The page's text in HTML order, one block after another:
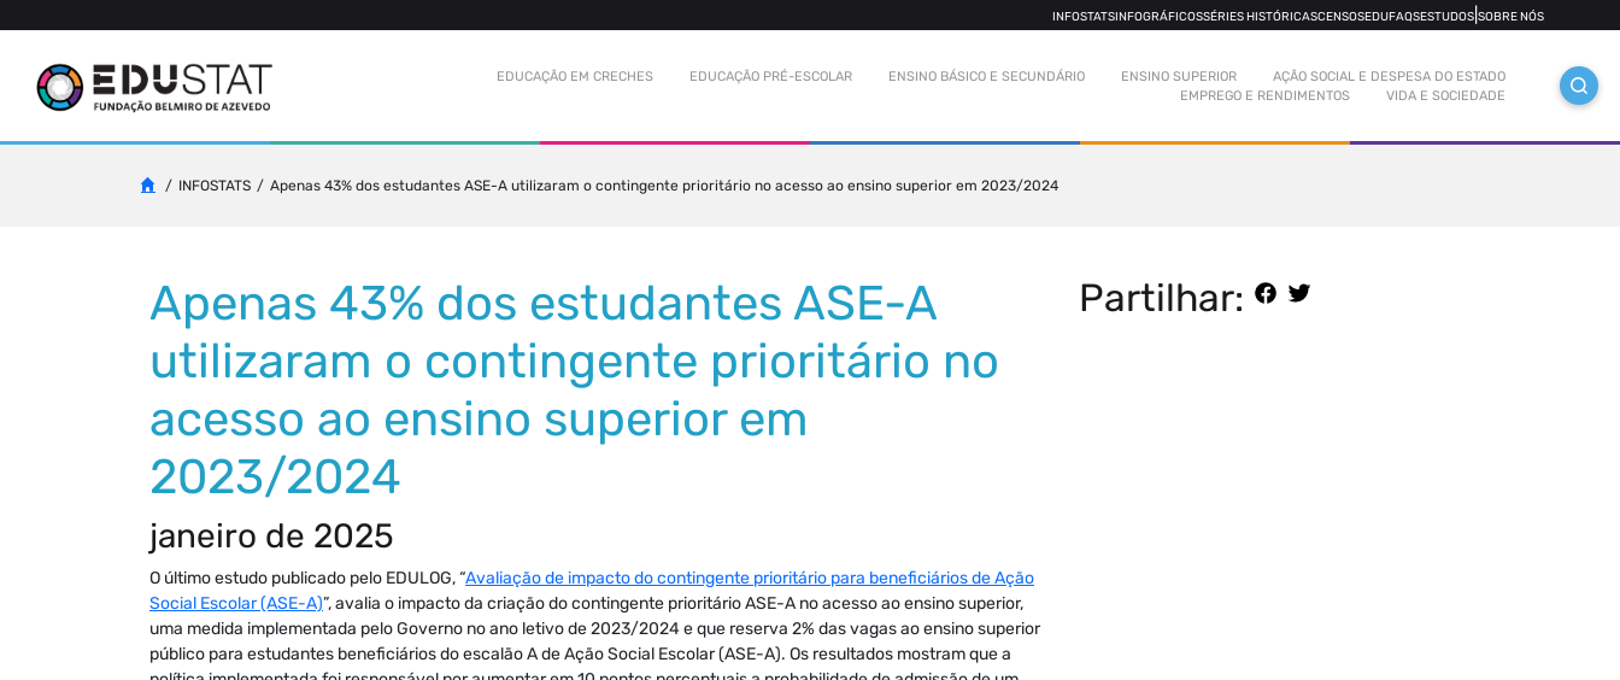
INFOSTATSINFOGRÁFICOSSÉRIES HISTÓRICASCENSOSEDUFAQSESTUDOS SOBRE NÓS
EDUCAÇÃO EM CRECHES EDUCAÇÃO PRÉ-ESCOLAR ENSINO BÁSICO E SECUNDÁRIO ENSINO SUPERIOR
AÇÃO SOCIAL E DESPESA DO ESTADO
EMPREGO E RENDIMENTOS
VIDA E SOCIEDADE
INFOSTATS Apenas 43% dos estudantes ASE-A utilizaram o contingente prioritário no acesso ao ensino superior em 2023/2024
Apenas 43% dos estudantes ASE-A
utilizaram o contingente prioritário no
acesso ao ensino superior em
2023/2024
janeiro de 2025
O último estudo publicado pelo EDULOG, “Avaliação de impacto do contingente prioritário para beneficiários de Ação
Social Escolar (ASE-A)”, avalia o impacto da criação do contingente prioritário ASE-A no acesso ao ensino superior,
uma medida implementada pelo Governo no ano letivo de 2023/2024 e que reserva 2% das vagas ao ensino superior
público para estudantes beneficiários do escalão A de Ação Social Escolar (ASE-A). Os resultados mostram que a
Partilhar: